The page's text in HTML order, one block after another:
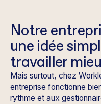
Notre
une idée
travailler
Mais surtout, chez
entreprise fonctionne
rythme et aux